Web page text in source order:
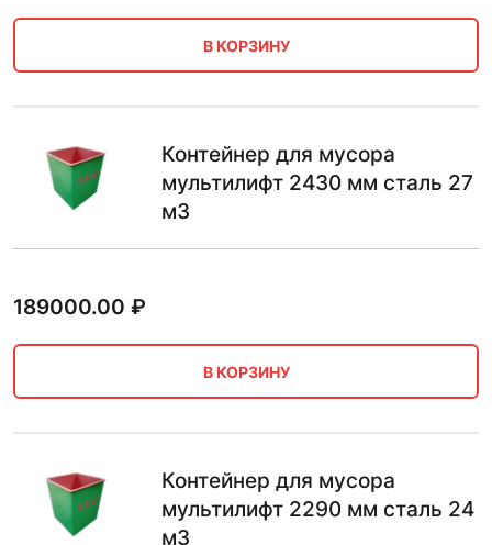
В КОРЗИНУ
Контейнер для мусора
мультилифт 2430 мм сталь 27
м3
189000.00 ₽
В КОРЗИНУ
Контейнер для мусора
мультилифт 2290 мм сталь 24
м3